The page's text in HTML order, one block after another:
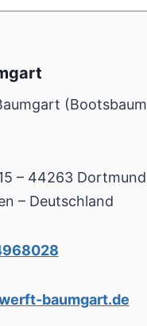
– 44263 Dortmund
– Deutschland
baumgart.de